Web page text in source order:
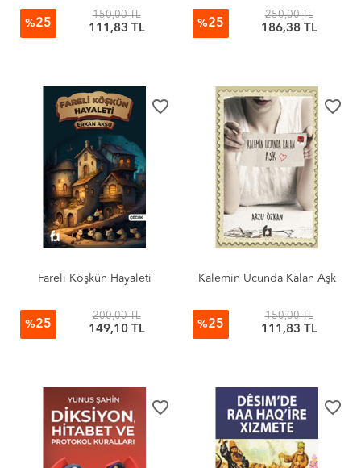
%25
150,00 TL
111,83 TL %25
250,00 TL
186,38 TL
favorite_border
Fareli Köşkün Hayaleti
%25
200,00 TL
149,10 TL
favorite_border
Kalemin Ucunda Kalan Aşk
%25
150,00 TL
111,83 TL
favorite_border favorite_border